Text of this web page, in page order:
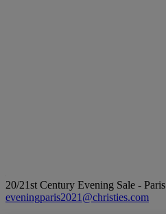
20/21st Century Evening Sale - Paris
eveningparis2021@christies.com